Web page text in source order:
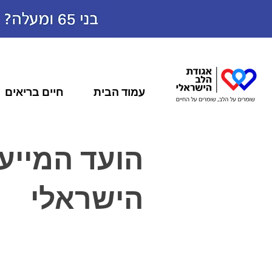
עמוד הבית חיים בריאים
הועד
הישראלי